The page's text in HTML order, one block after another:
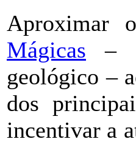
Aproximar
Mágicas –
geológico –
dos
incentivar a